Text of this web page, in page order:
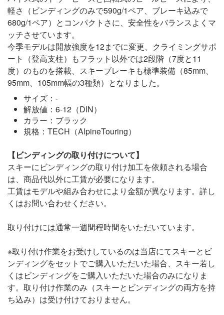
軽さ（ビンディングのみで590g/1ペア、ブレーキ込みで
680g/1ペア）とコンパクトさに、安全性をバランスよくマ
ッチさせています。
今季モデルは開放強度を12までに変更、クライミングサポ
ート（登高支柱）もフラット以外では2段階（7度と11
度）のものを搭載、スキーブレーキも標準装備（85mm、
95mm、105mm幅の3種類）となりました。
サイズ：-
解放値：6-12（DIN）
カラー：ブラック
規格：TECH（AlpineTouring）
【ビンディングの取り付けについて】
スキーにビンディングの取り付け加工を依頼される場合
は、商品代以外に工賃が必要になります。
工賃はモデルや組み合わせにより金額が異なります。詳し
くはお問い合わせください。
取り付けには通常一週間程時間をいただいています。
※取り付け作業をお受けしているのは当店にてスキーとビ
ンディングをセットでご購入いただいた場合、スキー若し
くはビンディングをご購入いただいた場合のみになりま
す。取り付け作業のみ（スキーとビンディングの両方を持
ち込み）は受け付けておりません。